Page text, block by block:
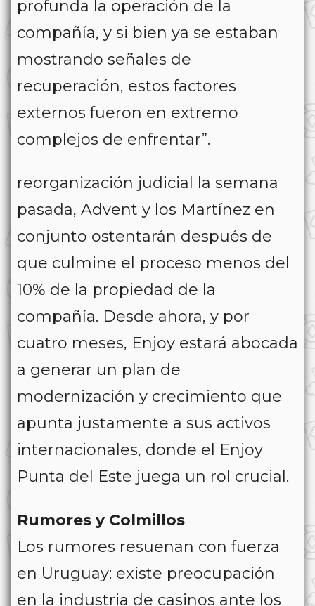
profunda la operación de la
compañía, y si bien ya se estaban
mostrando señales de
recuperación, estos factores
externos fueron en extremo
complejos de enfrentar”.
reorganización judicial la semana
pasada, Advent y los Martínez en
conjunto ostentarán después de
que culmine el proceso menos del
10% de la propiedad de la
compañía. Desde ahora, y por
cuatro meses, Enjoy estará abocada
a generar un plan de
modernización y crecimiento que
apunta justamente a sus activos
internacionales, donde el Enjoy
Punta del Este juega un rol crucial.
Rumores y Colmillos
Los rumores resuenan con fuerza
en Uruguay: existe preocupación
en la industria de casinos ante los